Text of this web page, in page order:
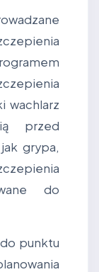
wachlarz
przed
grypa,
do
punktu